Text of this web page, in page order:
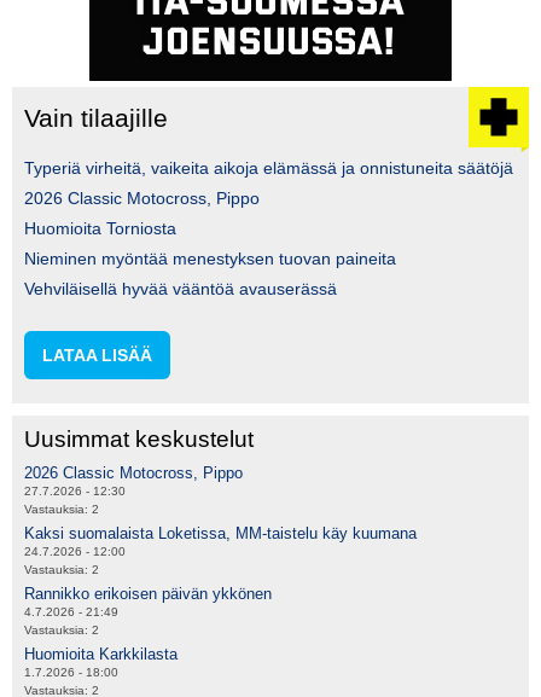
Vain tilaajille
Typeriä virheitä, vaikeita aikoja elämässä ja onnistuneita säätöjä
2026 Classic Motocross, Pippo
Huomioita Torniosta
Nieminen myöntää menestyksen tuovan paineita
Vehviläisellä hyvää vääntöä avauserässä
LATAA LISÄÄ
Uusimmat keskustelut
2026 Classic Motocross, Pippo
27.7.2026 - 12:30
Vastauksia: 2
Kaksi suomalaista Loketissa, MM-taistelu käy kuumana
24.7.2026 - 12:00
Vastauksia: 2
Rannikko erikoisen päivän ykkönen
4.7.2026 - 21:49
Vastauksia: 2
Huomioita Karkkilasta
1.7.2026 - 18:00
Vastauksia: 2